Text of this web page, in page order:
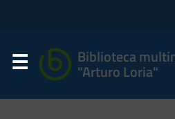
Biblioteca
"Arturo Loria"